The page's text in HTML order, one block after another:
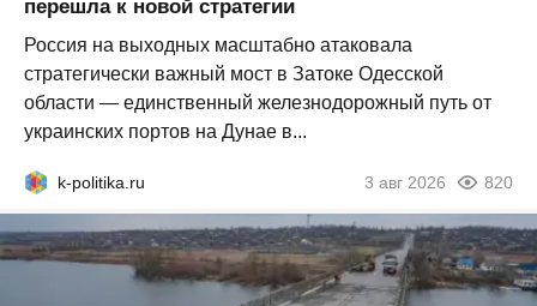
перешла к новой стратегии
Россия на выходных масштабно атаковала
стратегически важный мост в Затоке Одесской
области — единственный железнодорожный путь от
украинских портов на Дунае в...
k-politika.ru 3 авг 2026 820